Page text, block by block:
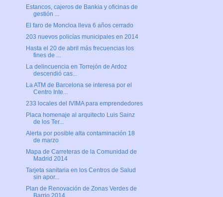
Estancos, cajeros de Bankia y oficinas de
gestión ...
El faro de Moncloa lleva 6 años cerrado
203 nuevos policías municipales en 2014
Hasta el 20 de abril más frecuencias los
fines de ...
La delincuencia en Torrejón de Ardoz
descendió cas...
La ATM de Barcelona se interesa por el
Centro Inte...
233 locales del IVIMA para emprendedores
Placa homenaje al arquitecto Luis Sainz
de los Ter...
Alerta por posible alta contaminación 18
de marzo
Mapa de Carreteras de la Comunidad de
Madrid 2014
Tarjeta sanitaria en los Centros de Salud
sin apor...
Plan de Renovación de Zonas Verdes de